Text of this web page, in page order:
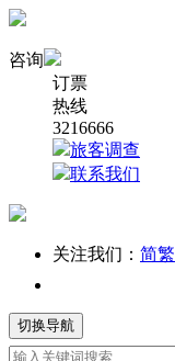
咨询
订票
热线
3216666
旅客调查
联系我们
关注我们： 简繁
切换导航